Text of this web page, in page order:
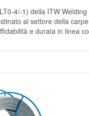
4/-1) della ITW
al settore della
e durata in linea